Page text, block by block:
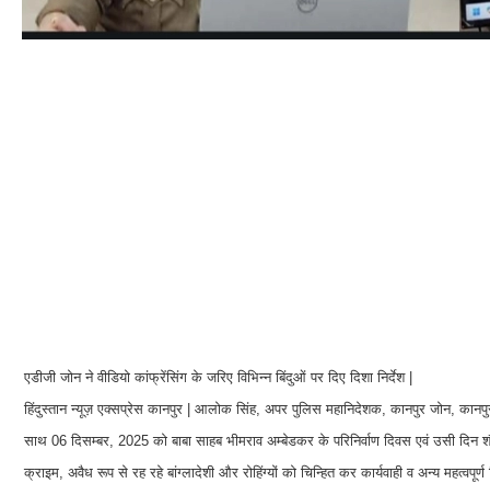
एडीजी जोन ने वीडियो कांफ्रेंसिंग के जरिए विभिन्न बिंदुओं पर दिए दिशा निर्देश |
हिंदुस्तान न्यूज़ एक्सप्रेस कानपुर | आलोक सिंह, अपर पुलिस महानिदेशक, कानपुर जोन,
साथ 06 दिसम्बर, 2025 को बाबा साहब भीमराव अम्बेडकर के परिनिर्वाण दिवस एवं उसी
क्राइम, अवैध रूप से रह रहे बांग्लादेशी और रोहिंग्यों को चिन्हित कर कार्यवाही व अन्य